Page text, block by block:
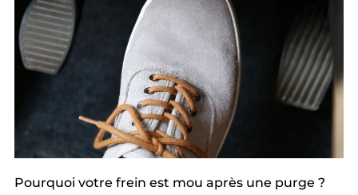
Pourquoi votre frein est mou après une purge ?